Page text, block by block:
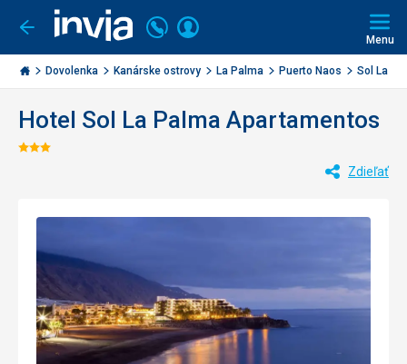
Ísť
späť
Invia.sk
Volajte
+421
2
3221
Prihlásiť
Menu
Dovolenka Kanárske ostrovy La Palma Puerto Naos Sol La
Hotel Sol La Palma Apartamentos
Hodnotenie:
Zdieľať